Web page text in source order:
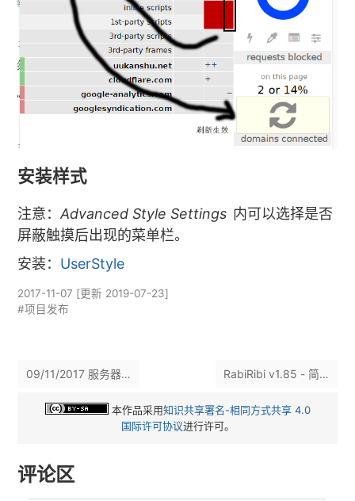
安装样式
注意：Advanced Style Settings 内可以选择是否
屏蔽触摸后出现的菜单栏。
安装： UserStyle
2017-11-07 [更新 2019-07-23]
#项目发布
09/11/2017 服务器炸了 (已恢复) RabiRibi v1.85 - 简易修
本作品采用知识共享署名-相同方式共享 4.0
国际许可协议进行许可。
评论区